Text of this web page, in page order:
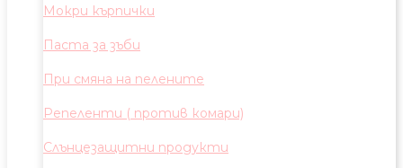
Мокри кърпички
Паста за зъби
При смяна на пелените
Репеленти ( против комари)
Слънцезащитни продукти